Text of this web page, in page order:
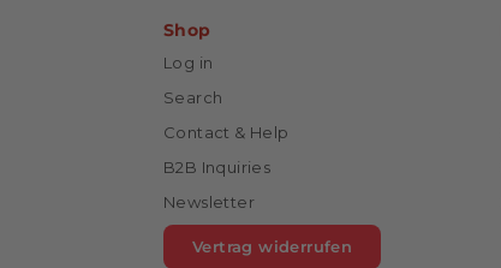
Shop
Log in
Search
Contact & Help
B2B Inquiries
Newsletter
Vertrag widerrufen